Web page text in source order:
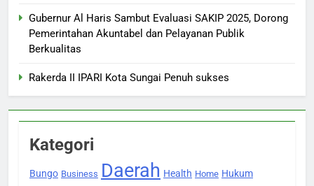
Gubernur Al Haris Sambut Evaluasi SAKIP 2025, Dorong
Pemerintahan Akuntabel dan Pelayanan Publik
Berkualitas
Rakerda II IPARI Kota Sungai Penuh sukses
Kategori
Bungo Business Daerah Health Home Hukum